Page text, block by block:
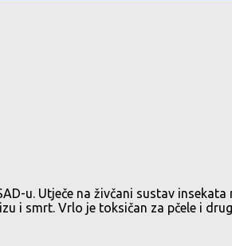
u. Utječe na živčani sustav
i smrt. Vrlo je toksičan za pčele i